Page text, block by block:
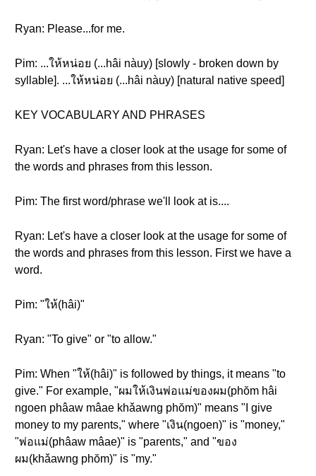
Ryan: Please...for me.
Pim: ...ให้หน่อย (...hâi nàuy) [slowly - broken down by
syllable]. ...ให้หน่อย (...hâi nàuy) [natural native speed]
KEY VOCABULARY AND PHRASES
Ryan: Let's have a closer look at the usage for some of
the words and phrases from this lesson.
Pim: The first word/phrase we'll look at is....
Ryan: Let's have a closer look at the usage for some of
the words and phrases from this lesson. First we have a
word.
Pim: "ให้(hâi)"
Ryan: "To give" or "to allow."
Pim: When "ให้(hâi)" is followed by things, it means "to
give." For example, "ผมให้เงินพ่อแม่ของผม(phŏm hâi
ngoen phâaw mâae khǎawng phŏm)" means "I give
money to my parents," where "เงิน(ngoen)" is "money,"
"พ่อแม่(phâaw mâae)" is "parents," and "ของ
ผม(khǎawng phŏm)" is "my."